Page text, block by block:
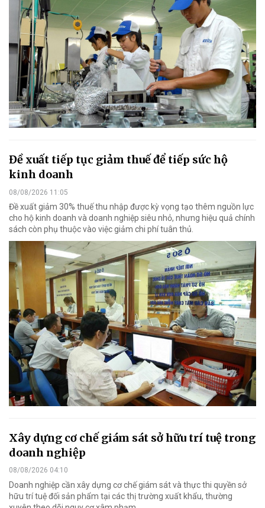
Đề xuất tiếp tục giảm thuế để tiếp sức hộ
kinh doanh
08/08/2026 11:05
Đề xuất giảm 30% thuế thu nhập được kỳ vọng tạo thêm nguồn lực
cho hộ kinh doanh và doanh nghiệp siêu nhỏ, nhưng hiệu quả chính
sách còn phụ thuộc vào việc giảm chi phí tuân thủ.
Xây dựng cơ chế giám sát sở hữu trí tuệ trong
doanh nghiệp
08/08/2026 04:10
Doanh nghiệp cần xây dựng cơ chế giám sát và thực thi quyền sở
hữu trí tuệ đối sản phẩm tại các thị trường xuất khẩu, thường